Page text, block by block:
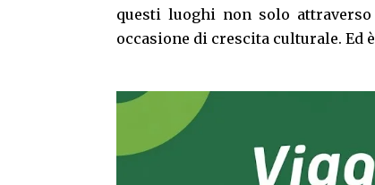
questi luoghi non solo
occasione di crescita culturale. Ed